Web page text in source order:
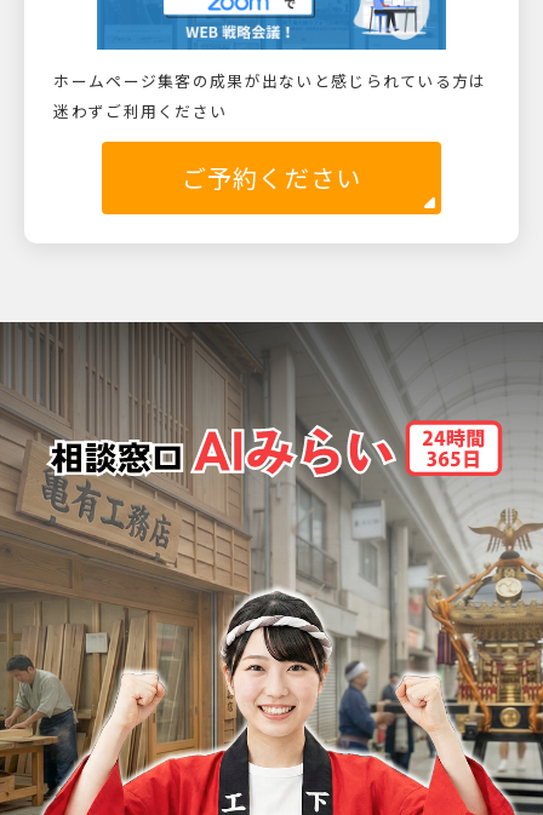
ホームページ集客の成果が出ないと感じられている方は
迷わずご利用ください
ご予約ください
実は あたいは亀有の工務店の娘！
下町育ちの生粋の江戸っ子さ